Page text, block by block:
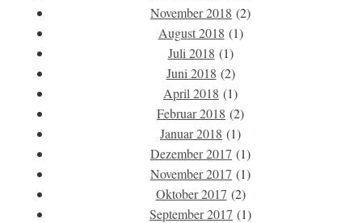
November 2018 (2)
August 2018 (1)
Juli 2018 (1)
Juni 2018 (2)
April 2018 (1)
Februar 2018 (2)
Januar 2018 (1)
Dezember 2017 (1)
November 2017 (1)
Oktober 2017 (2)
September 2017 (1)